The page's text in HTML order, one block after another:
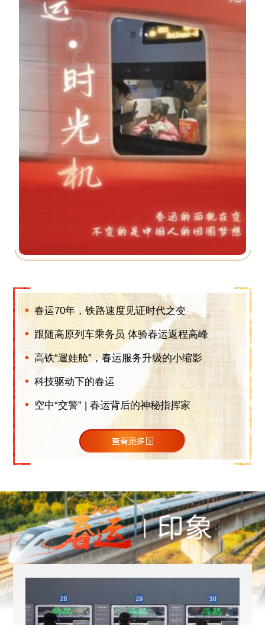
春运70年，铁路速度见证时代之变
跟随高原列车乘务员 体验春运返程高峰
高铁“遛娃舱”，春运服务升级的小缩影
科技驱动下的春运
空中“交警” | 春运背后的神秘指挥家